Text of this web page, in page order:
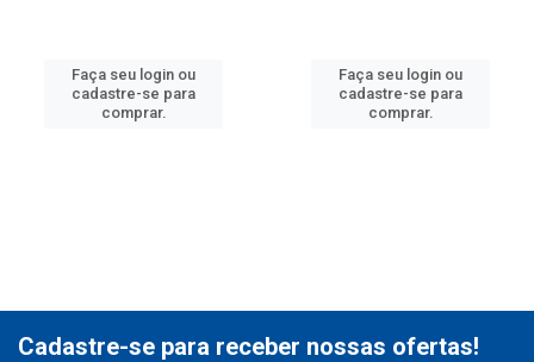
Faça seu login ou
cadastre-se para
comprar.
Faça seu login ou
cadastre-se para
comprar.
Cadastre-se para receber nossas ofertas!